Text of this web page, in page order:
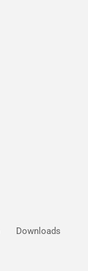
Downloads